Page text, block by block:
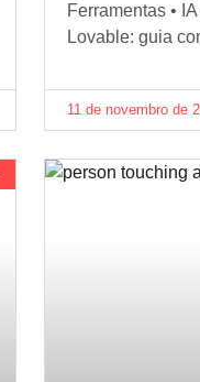
Ferramentas •
Lovable: guia
11 de novembro de